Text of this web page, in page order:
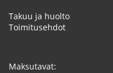
Takuu ja huolto
Toimitusehdot
Maksutavat: